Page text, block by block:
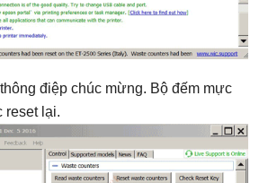
điệp chúc mừng. Bộ đếm mực
reset lại.